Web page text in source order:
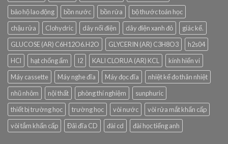
bảo hộ lao động
bồn nước bồn rửa
bộ thước toán học
chậu rửa
Clohydric dây nối điện dây điện xanh đỏ
giác kế.
GLUCOSE (AR) C6H12O6.H2O
GLYCERIN (AR) C3H8O3
h2s04
HCl
hạt chống ẩm I2 KALI CLORUA (AR) KCL
kính hiển vi
Máy cassette
Máy nghe đĩa Máy đọc đĩa
nhiệt kế đo thân nhiệt
nhũ nhôm
nội thất phòng thí nghiệm
sunphuric
thiết bị trường học
trường học vòi nước
vòi rửa mắt khẩn cấp
vòi tắm khẩn cấp
Đâì đĩa CD đài cd đài học tiếng anh